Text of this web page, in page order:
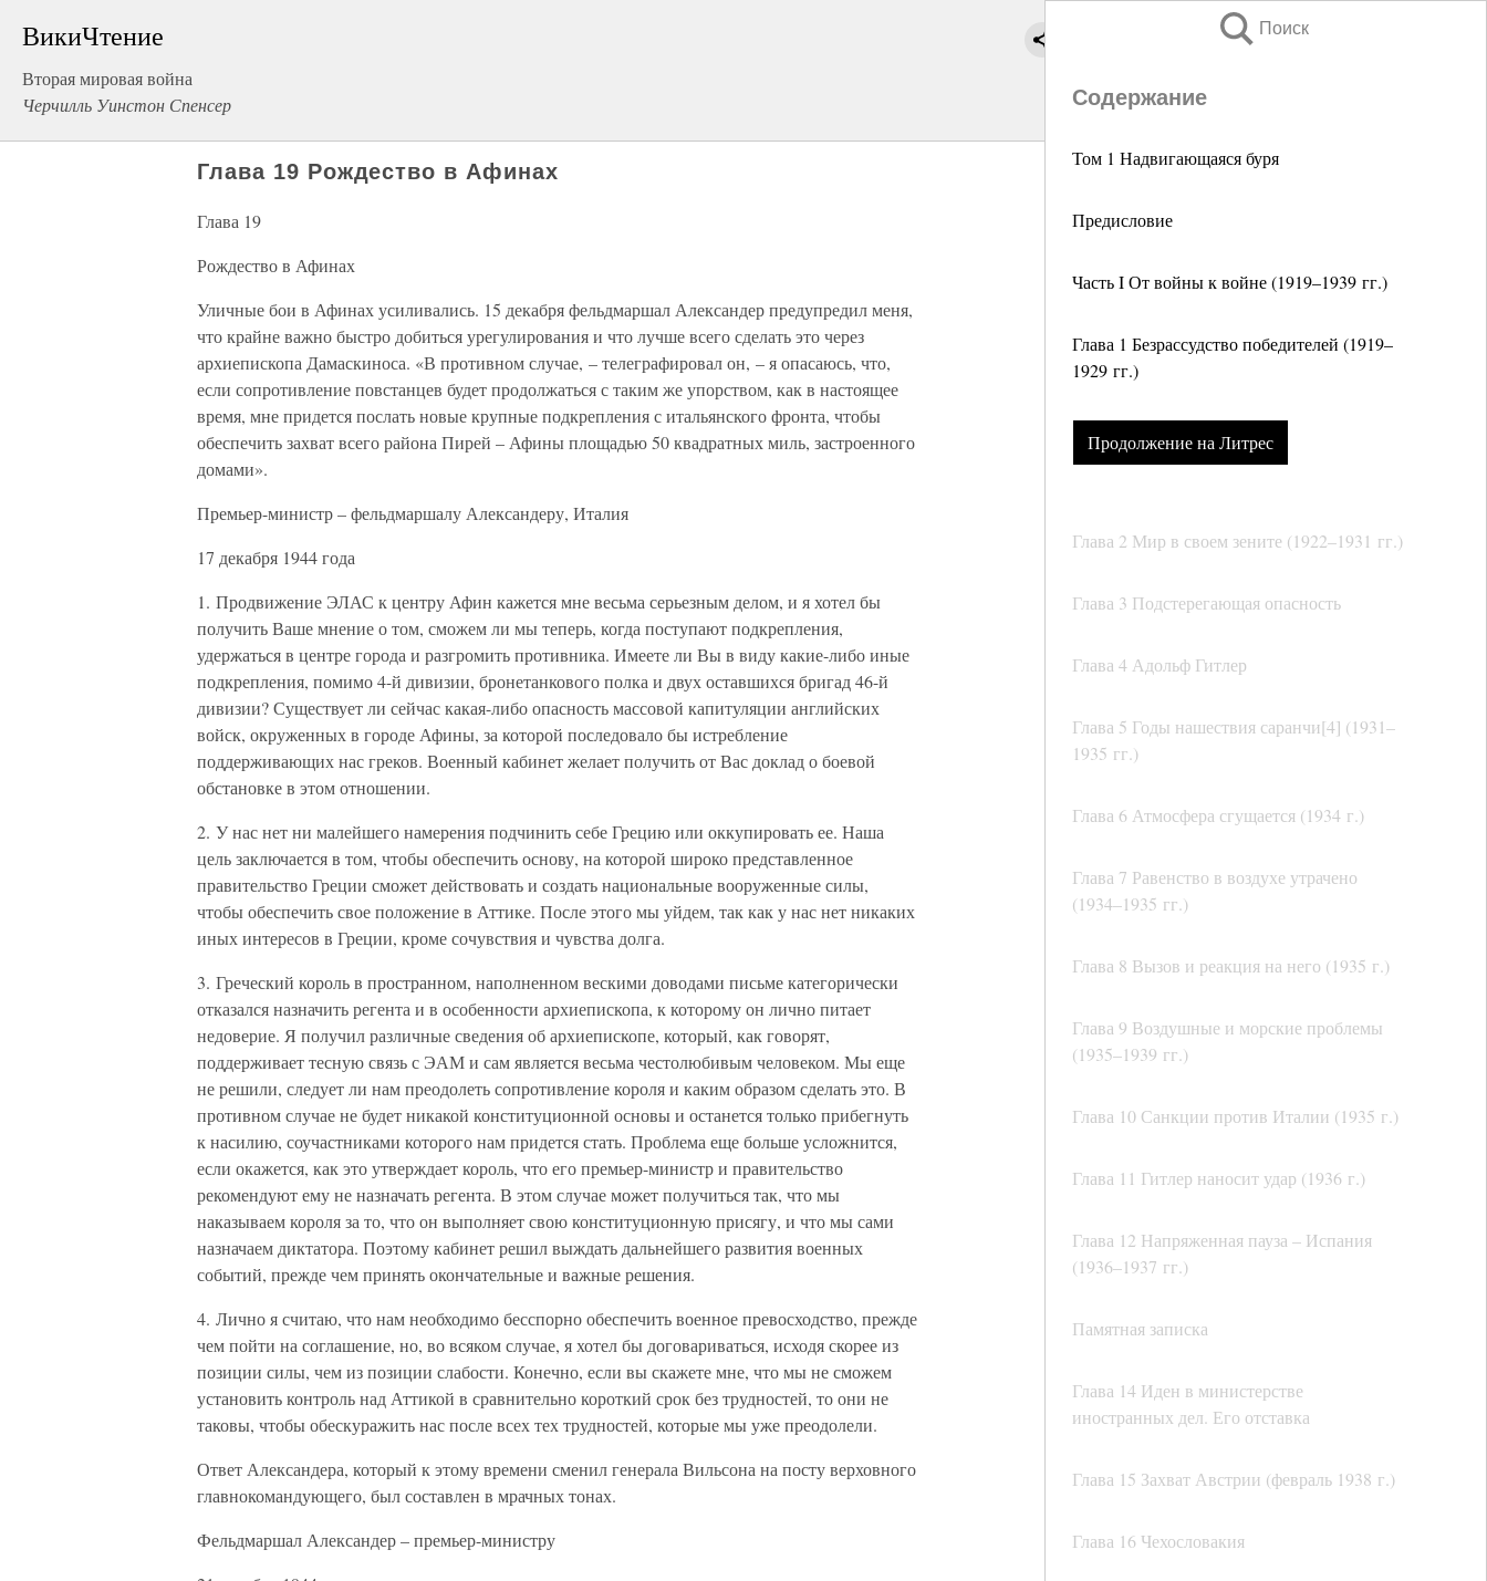
ВикиЧтение
Вторая мировая война
Черчилль Уинстон Спенсер
Поиск
Содержание
Том 1 Надвигающаяся буря
Предисловие
Часть I От войны к войне (1919–1939 гг.)
Глава 1 Безрассудство победителей (1919–
1929 гг.)
Продолжение на Литрес
Глава 2 Мир в своем зените (1922–1931 гг.)
Глава 3 Подстерегающая опасность
Глава 4 Адольф Гитлер
Глава 5 Годы нашествия саранчи[4] (1931–
1935 гг.)
Глава 6 Атмосфера сгущается (1934 г.)
Глава 7 Равенство в воздухе утрачено
(1934–1935 гг.)
Глава 8 Вызов и реакция на него (1935 г.)
Глава 9 Воздушные и морские проблемы
(1935–1939 гг.)
Глава 10 Санкции против Италии (1935 г.)
Глава 11 Гитлер наносит удар (1936 г.)
Глава 12 Напряженная пауза – Испания
(1936–1937 гг.)
Памятная записка
Глава 14 Иден в министерстве
иностранных дел. Его отставка
Глава 15 Захват Австрии (февраль 1938 г.)
Глава 16 Чехословакия
Глава 19 Рождество в Афинах
Глава 19
Рождество в Афинах
Уличные бои в Афинах усиливались. 15 декабря фельдмаршал Александер предупредил меня,
что крайне важно быстро добиться урегулирования и что лучше всего сделать это через
архиепископа Дамаскиноса. «В противном случае, – телеграфировал он, – я опасаюсь, что,
если сопротивление повстанцев будет продолжаться с таким же упорством, как в настоящее
время, мне придется послать новые крупные подкрепления с итальянского фронта, чтобы
обеспечить захват всего района Пирей – Афины площадью 50 квадратных миль, застроенного
домами».
Премьер-министр – фельдмаршалу Александеру, Италия
17 декабря 1944 года
1. Продвижение ЭЛАС к центру Афин кажется мне весьма серьезным делом, и я хотел бы
получить Ваше мнение о том, сможем ли мы теперь, когда поступают подкрепления,
удержаться в центре города и разгромить противника. Имеете ли Вы в виду какие-либо иные
подкрепления, помимо 4-й дивизии, бронетанкового полка и двух оставшихся бригад 46-й
дивизии? Существует ли сейчас какая-либо опасность массовой капитуляции английских
войск, окруженных в городе Афины, за которой последовало бы истребление
поддерживающих нас греков. Военный кабинет желает получить от Вас доклад о боевой
обстановке в этом отношении.
2. У нас нет ни малейшего намерения подчинить себе Грецию или оккупировать ее. Наша
цель заключается в том, чтобы обеспечить основу, на которой широко представленное
правительство Греции сможет действовать и создать национальные вооруженные силы,
чтобы обеспечить свое положение в Аттике. После этого мы уйдем, так как у нас нет никаких
иных интересов в Греции, кроме сочувствия и чувства долга.
3. Греческий король в пространном, наполненном вескими доводами письме категорически
отказался назначить регента и в особенности архиепископа, к которому он лично питает
недоверие. Я получил различные сведения об архиепископе, который, как говорят,
поддерживает тесную связь с ЭАМ и сам является весьма честолюбивым человеком. Мы еще
не решили, следует ли нам преодолеть сопротивление короля и каким образом сделать это. В
противном случае не будет никакой конституционной основы и останется только прибегнуть
к насилию, соучастниками которого нам придется стать. Проблема еще больше усложнится,
если окажется, как это утверждает король, что его премьер-министр и правительство
рекомендуют ему не назначать регента. В этом случае может получиться так, что мы
наказываем короля за то, что он выполняет свою конституционную присягу, и что мы сами
назначаем диктатора. Поэтому кабинет решил выждать дальнейшего развития военных
событий, прежде чем принять окончательные и важные решения.
4. Лично я считаю, что нам необходимо бесспорно обеспечить военное превосходство, прежде
чем пойти на соглашение, но, во всяком случае, я хотел бы договариваться, исходя скорее из
позиции силы, чем из позиции слабости. Конечно, если вы скажете мне, что мы не сможем
установить контроль над Аттикой в сравнительно короткий срок без трудностей, то они не
таковы, чтобы обескуражить нас после всех тех трудностей, которые мы уже преодолели.
Ответ Александера, который к этому времени сменил генерала Вильсона на посту верховного
главнокомандующего, был составлен в мрачных тонах.
Фельдмаршал Александер – премьер-министру